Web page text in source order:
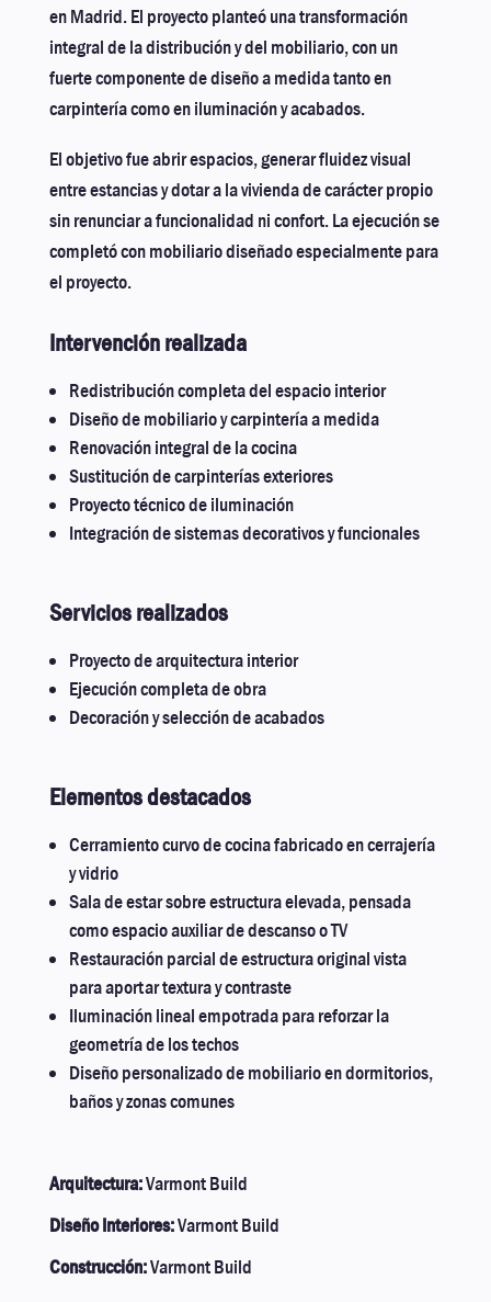
en Madrid. El proyecto planteó una transformación
integral de la distribución y del mobiliario, con un
fuerte componente de diseño a medida tanto en
carpintería como en iluminación y acabados.
El objetivo fue abrir espacios, generar fluidez visual
entre estancias y dotar a la vivienda de carácter propio
sin renunciar a funcionalidad ni confort. La ejecución se
completó con mobiliario diseñado especialmente para
el proyecto.
Intervención realizada
Redistribución completa del espacio interior
Diseño de mobiliario y carpintería a medida
Renovación integral de la cocina
Sustitución de carpinterías exteriores
Proyecto técnico de iluminación
Integración de sistemas decorativos y funcionales
Servicios realizados
Proyecto de arquitectura interior
Ejecución completa de obra
Decoración y selección de acabados
Elementos destacados
Cerramiento curvo de cocina fabricado en cerrajería
y vidrio
Sala de estar sobre estructura elevada, pensada
como espacio auxiliar de descanso o TV
Restauración parcial de estructura original vista
para aportar textura y contraste
Iluminación lineal empotrada para reforzar la
geometría de los techos
Diseño personalizado de mobiliario en dormitorios,
baños y zonas comunes
Arquitectura:Varmont Build
Diseño Interiores:Varmont Build
Construcción:Varmont Build